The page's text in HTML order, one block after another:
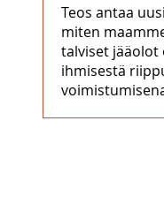
the
images
gallery
Teos antaa
miten
talviset jääolot
ihmisestä